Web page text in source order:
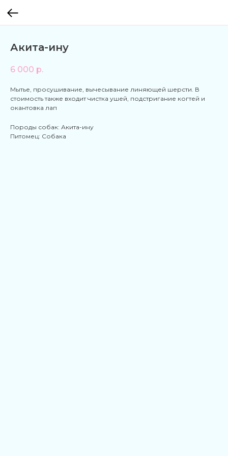
Акита-ину
6 000 р.
Мытье, просушивание, вычесывание линяющей шерсти. В
стоимость также входит чистка ушей, подстригание когтей и
окантовка лап
Породы собак: Акита-ину
Питомец: Собака